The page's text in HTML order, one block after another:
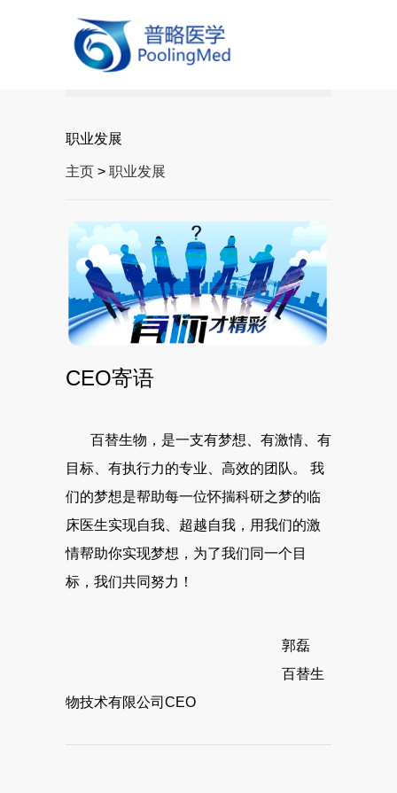
职业发展
主页 > 职业发展
CEO寄语
百替生物，是一支有梦想、有激情、有
目标、有执行力的专业、高效的团队。 我
们的梦想是帮助每一位怀揣科研之梦的临
床医生实现自我、超越自我，用我们的激
情帮助你实现梦想，为了我们同一个目
标，我们共同努力！
郭磊
百替生
物技术有限公司CEO